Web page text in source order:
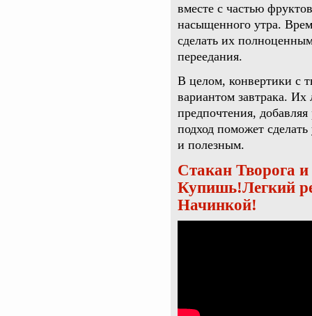
вместе с частью
насыщенного утра.
сделать их
переедания.
В целом, конвертики с
вариантом завтрака. Их
предпочтения,
подход поможет
и полезным.
Стакан Творога
Купишь!Легкий
Начинкой!